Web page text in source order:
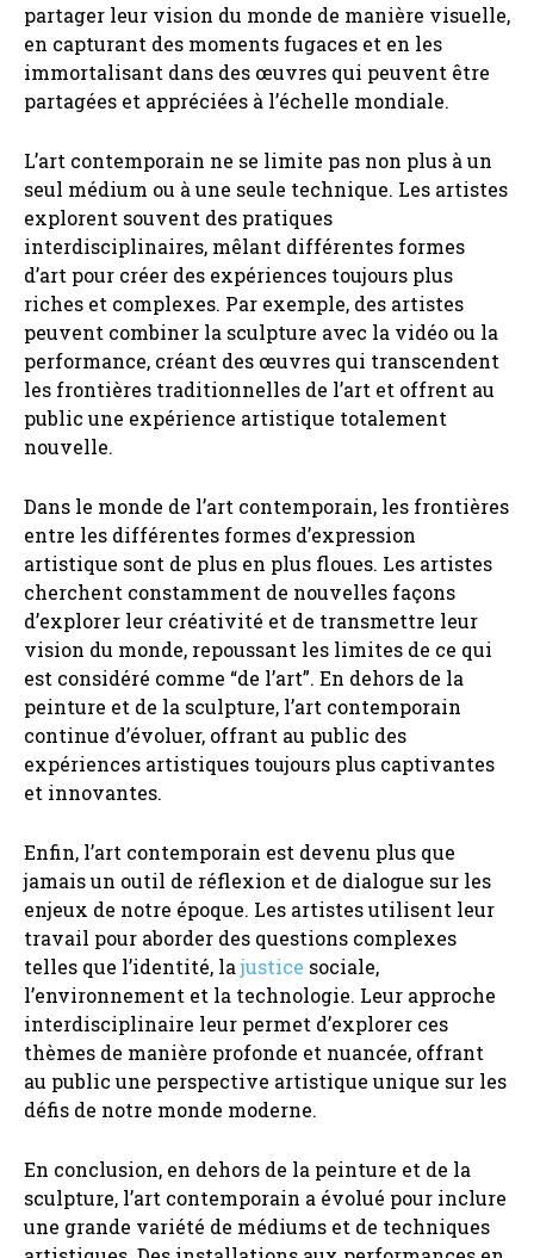
partager leur vision du monde de manière visuelle,
en capturant des moments fugaces et en les
immortalisant dans des œuvres qui peuvent être
partagées et appréciées à l’échelle mondiale.
L’art contemporain ne se limite pas non plus à un
seul médium ou à une seule technique. Les artistes
explorent souvent des pratiques
interdisciplinaires, mêlant différentes formes
d’art pour créer des expériences toujours plus
riches et complexes. Par exemple, des artistes
peuvent combiner la sculpture avec la vidéo ou la
performance, créant des œuvres qui transcendent
les frontières traditionnelles de l’art et offrent au
public une expérience artistique totalement
nouvelle.
Dans le monde de l’art contemporain, les frontières
entre les différentes formes d’expression
artistique sont de plus en plus floues. Les artistes
cherchent constamment de nouvelles façons
d’explorer leur créativité et de transmettre leur
vision du monde, repoussant les limites de ce qui
est considéré comme “de l’art”. En dehors de la
peinture et de la sculpture, l’art contemporain
continue d’évoluer, offrant au public des
expériences artistiques toujours plus captivantes
et innovantes.
Enfin, l’art contemporain est devenu plus que
jamais un outil de réflexion et de dialogue sur les
enjeux de notre époque. Les artistes utilisent leur
travail pour aborder des questions complexes
telles que l’identité, lajustice sociale,
l’environnement et la technologie. Leur approche
interdisciplinaire leur permet d’explorer ces
thèmes de manière profonde et nuancée, offrant
au public une perspective artistique unique sur les
défis de notre monde moderne.
En conclusion, en dehors de la peinture et de la
sculpture, l’art contemporain a évolué pour inclure
une grande variété de médiums et de techniques